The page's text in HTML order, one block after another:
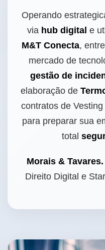
Operando
via hub digital e
M&T Conecta,
mercado de
gestão de
elaboração de
contratos de
para preparar sua
total
Morais & Tavares.
Direito Digital e